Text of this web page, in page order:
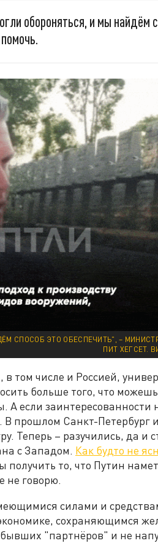
обороняться, и мы найдём
СПОСОБ ЭТО ОБЕСПЕЧИТЬ", –
ПИТ ХЕГСЕТ.
том числе и Россией,
больше того, что
А если заинтересованности
В прошлом Санкт-Петербург
Теперь – разучились, да и
с Западом. Как будто не
то, что Путин
не говорю.
силами и
сохраняющимся
"партнёров" и не